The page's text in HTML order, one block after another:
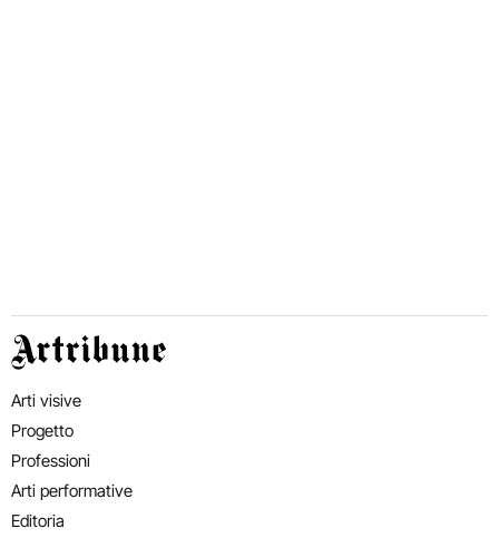
Artribune
Arti visive
Progetto
Professioni
Arti performative
Editoria